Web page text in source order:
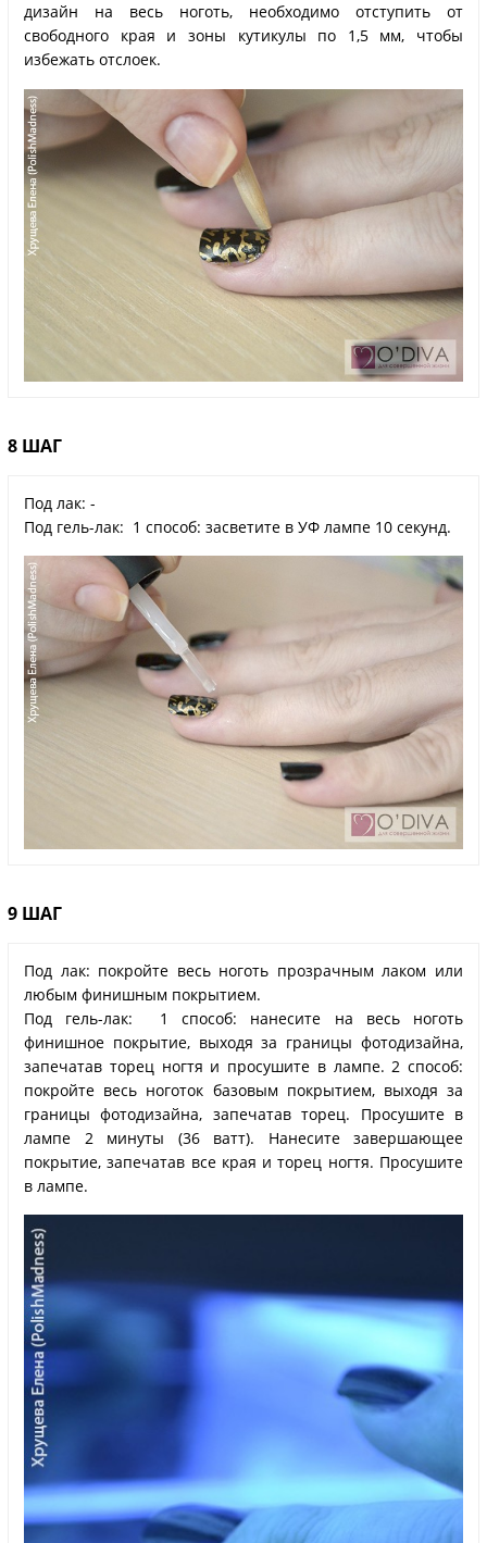
дизайн на весь ноготь, необходимо отступить от
свободного края и зоны кутикулы по 1,5 мм, чтобы
избежать отслоек.
8 ШАГ
Под лак: -
Под гель-лак: 1 способ: засветите в УФ лампе 10 секунд.
9 ШАГ
Под лак: покройте весь ноготь прозрачным лаком или
любым финишным покрытием.
Под гель-лак: 1 способ: нанесите на весь ноготь
финишное покрытие, выходя за границы фотодизайна,
запечатав торец ногтя и просушите в лампе. 2 способ:
покройте весь ноготок базовым покрытием, выходя за
границы фотодизайна, запечатав торец. Просушите в
лампе 2 минуты (36 ватт). Нанесите завершающее
покрытие, запечатав все края и торец ногтя. Просушите
в лампе.